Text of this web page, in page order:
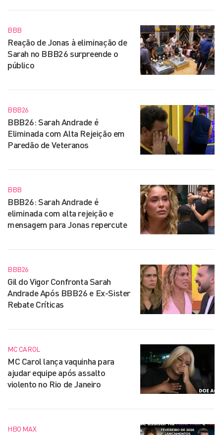
BBB
Reação de Jonas à eliminação de
Sarah no BBB26 surpreende o
público
BBB26
BBB26: Sarah Andrade é
Eliminada com Alta Rejeição em
Paredão de Veteranos
BBB
BBB26: Sarah Andrade é
eliminada com alta rejeição e
mensagem para Jonas repercute
BBB26
Gil do Vigor Confronta Sarah
Andrade Após BBB26 e Ex-Sister
Rebate Críticas
MC CAROL
MC Carol lança vaquinha para
ajudar equipe após assalto
violento no Rio de Janeiro
HBO MAX